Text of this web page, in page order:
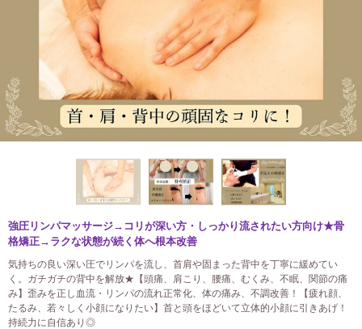
強圧リンパマッサージ→コリが深い方・しっかり流されたい方向け★骨
格矯正→ラクな状態が続く体へ根本改善
気持ちの良い深い圧でリンパを流し、首肩や固まった背中を丁寧に緩めてい
く。ガチガチの背中を解放★【頭痛、肩こり、腰痛、むくみ、不眠、関節の痛
み】歪みを正し血流・リンパの流れ正常化、体の痛み、不調改善！【疲れ顔、
たるみ、若々しく小顔になりたい】首と頭をほどいて立体的小顔に引きあげ！
持続力に自信あり◎